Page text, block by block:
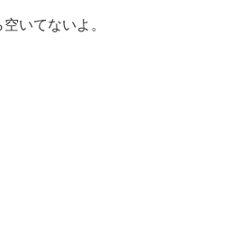
いてないよ。